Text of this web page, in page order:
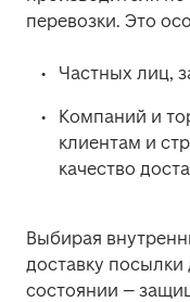
перевозки. Это
Частных лиц,
Компаний и
клиентам и
качество
Выбирая
доставку
состоянии –